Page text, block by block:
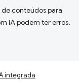
conteúdos para
IA podem ter erros.
integrada